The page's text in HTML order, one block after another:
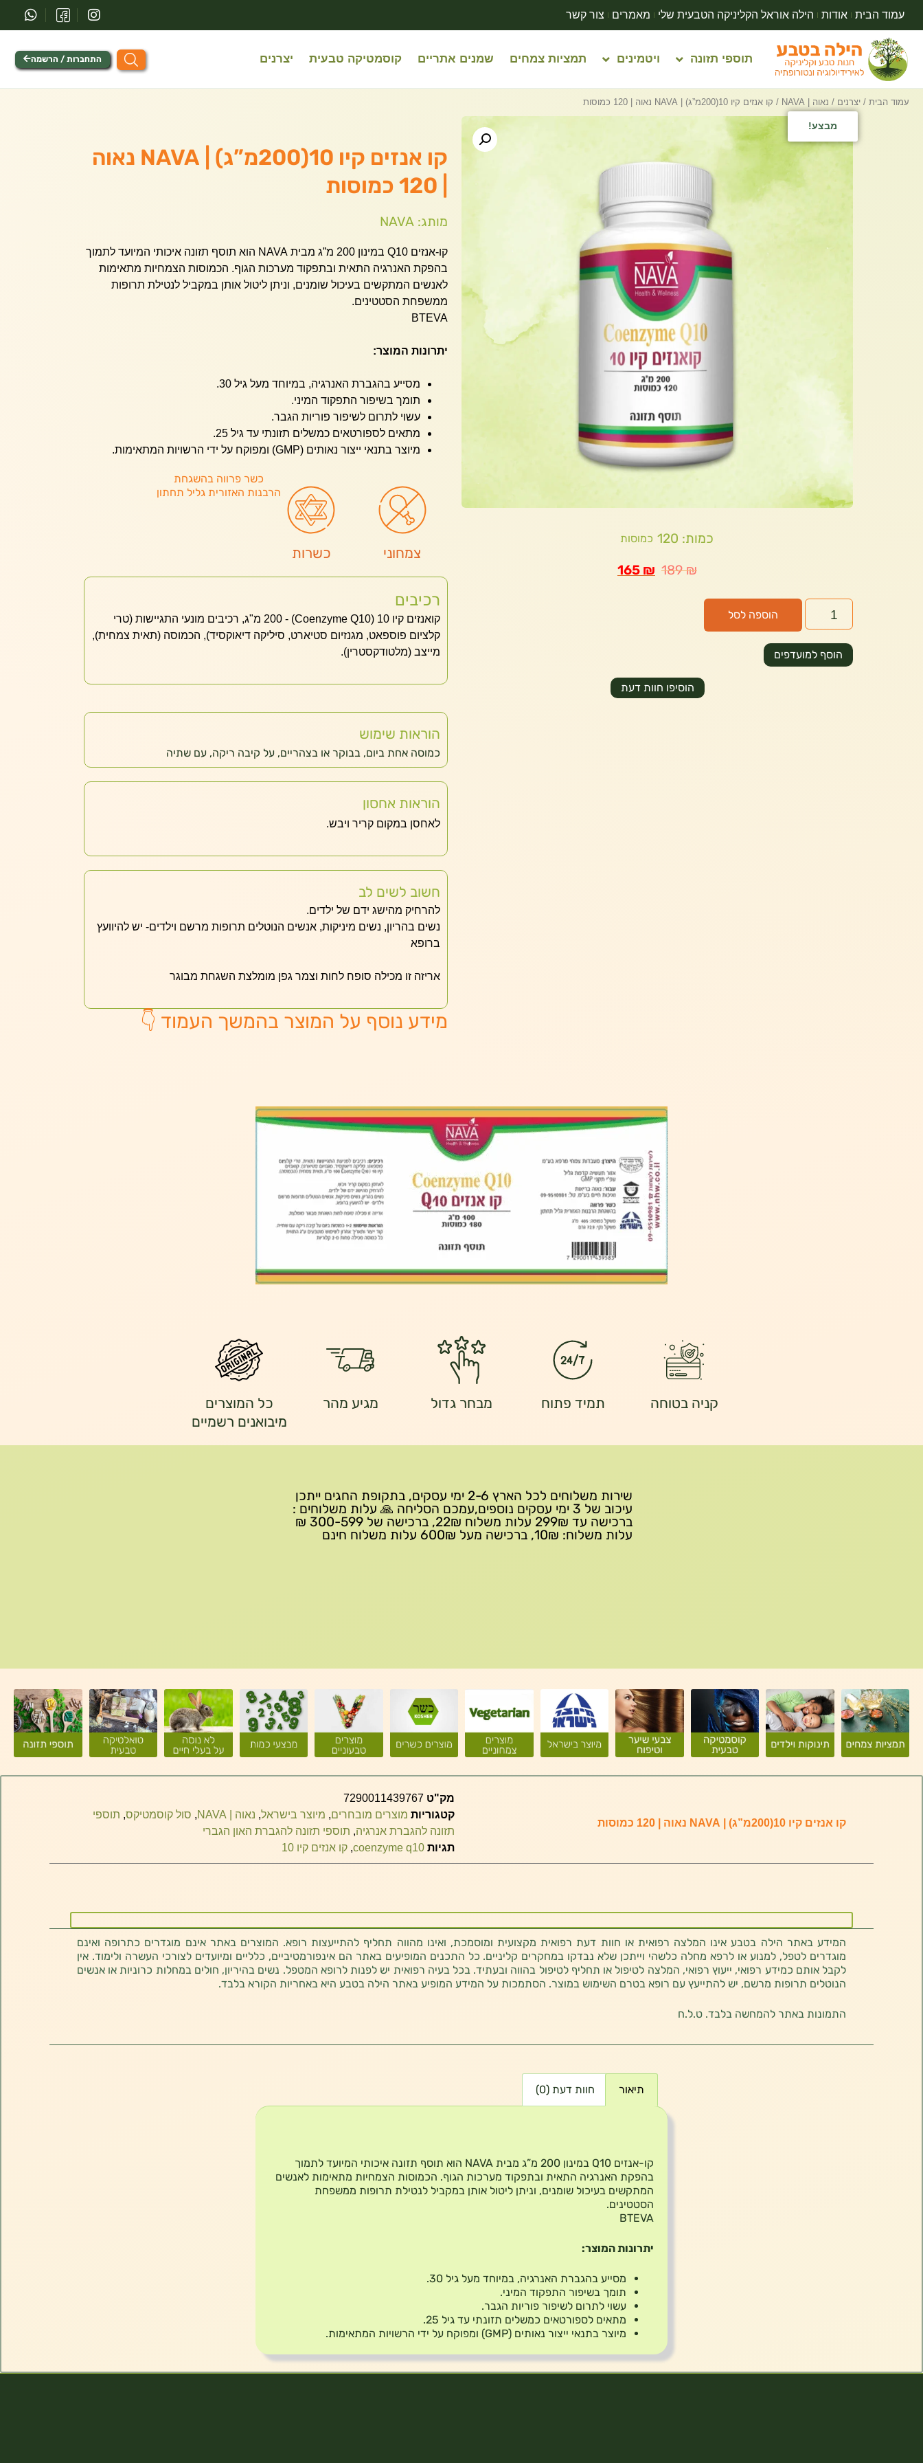
עמוד הבית אודות הילה אוראל הקליניקה הטבעית שלי מאמרים צור קשר
תוספי תזונה ויטמינים תמציות צמחים שמנים אתריים קוסמטיקה טבעית יצרנים התחברות / הרשמה
עמוד הבית / יצרנים / נאוה | NAVA / קו אנזים קיו 10(200מ”ג) | NAVA נאוה | 120 כמוסות
מבצע!
כמות: 120 כמוסות
189₪
165 ₪
הוספה לסל
הוסיפו חוות דעת
הוסף למועדפים
קו אנזים קיו 10(200מ”ג) | NAVA נאוה
מותג: NAVA
קו-אנזים Q10 במינון 200 מ”ג מבית NAVA הוא תוסף תזונה איכותי המיועד לתמוך
בהפקת האנרגיה התאית ובתפקוד מערכות הגוף. הכמוסות הצמחיות מתאימות
לאנשים המתקשים בעיכול שומנים, וניתן ליטול אותן במקביל לנטילת תרופות
ממשפחת הסטטינים.
BTEVA
יתרונות המוצר:
מסייע בהגברת האנרגיה, במיוחד מעל גיל 30.
תומך בשיפור התפקוד המיני.
עשוי לתרום לשיפור פוריות הגבר.
מתאים לספורטאים כמשלים תזונתי עד גיל 25.
מיוצר בתנאי ייצור נאותים (GMP) ומפוקח על ידי הרשויות המתאימות.
צמחוני כשרות
כשר פרווה בהשגחת
הרבנות האזורית גליל תחתון
רכיבים
קואנזים קיו 10 (Coenzyme Q10) - 200 מ"ג, רכיבים מונעי התגיישות (טרי
קלציום פוספאט, מגנזיום סטיארט, סיליקה דיאוקסיד), הכמוסה (תאית צמחית),
מייצב (מלטודקסטרין).
הוראות שימוש
כמוסה אחת ביום, בבוקר או בצהריים, על קיבה ריקה, עם שתיה
הוראות אחסון
לאחסן במקום קריר ויבש.
חשוב לשים לב
להרחיק מהישג ידם של ילדים.
נשים בהריון, נשים מיניקות, אנשים הנוטלים תרופות מרשם וילדים- יש להיוועץ
ברופא
אריזה זו מכילה סופח לחות וצמר גפן מומלצת השגחת מבוגר
מידע נוסף על המוצר בהמשך העמוד 👇
קניה בטוחה תמיד פתוח מבחר גדול מגיע מהר
כל המוצרים
מיבואנים רשמיים
שירות משלוחים לכל הארץ 2-6 ימי עסקים, בתקופת החגים ייתכן
עיכוב של 3 ימי עסקים נוספים,עמכם הסליחה 🙏 עלות משלוחים :
ברכישה עד 299₪ עלות משלוח 22₪, ברכישה של 300-599 ₪
עלות משלוח: 10₪, ברכישה מעל 600₪ עלות משלוח חינם
קו אנזים קיו 10(200מ”ג) | NAVA נאוה | 120 כמוסות
מק"ט 7290011439767
קטגוריות מוצרים מובחרים, מיוצר בישראל, נאוה | NAVA , סול קוסמטיקס, תוספי
תזונה להגברת אנרגיה, תוספי תזונה להגברת האון הגברי
תגיות coenzyme q10
, קו אנזים קיו 10
המידע באתר הילה בטבע אינו המלצה רפואית או חוות דעת רפואית מקצועית ומוסמכת, ואינו מהווה תחליף להתייעצות רופא. המוצרים באתר אינם מוגדרים כתרופה ואינם
מוגדרים לטפל, למנוע או לרפא מחלה כלשהי וייתכן שלא נבדקו במחקרים קליניים. כל התכנים המופיעים באתר הם אינפורמטיביים, כלליים ומיועדים לצורכי העשרה ולימוד. אין
לקבל אותם כמידע רפואי, ייעוץ רפואי, המלצה לטיפול או תחליף לטיפול בהווה ובעתיד. בכל בעיה רפואית יש לפנות לרופא המטפל. נשים בהיריון, חולים במחלות כרוניות או אנשים
הנוטלים תרופות מרשם, יש להתייעץ עם רופא בטרם השימוש במוצר. הסתמכות על המידע המופיע באתר הילה בטבע היא באחריות הקורא בלבד.
התמונות באתר להמחשה בלבד. ט.ל.ח
תיאור חוות דעת (0)
קו-אנזים Q10 במינון 200 מ”ג מבית NAVA הוא תוסף תזונה איכותי המיועד לתמוך
בהפקת האנרגיה התאית ובתפקוד מערכות הגוף. הכמוסות הצמחיות מתאימות לאנשים
המתקשים בעיכול שומנים, וניתן ליטול אותן במקביל לנטילת תרופות ממשפחת
הסטטינים.
BTEVA
יתרונות המוצר:
מסייע בהגברת האנרגיה, במיוחד מעל גיל 30.
תומך בשיפור התפקוד המיני.
עשוי לתרום לשיפור פוריות הגבר.
מתאים לספורטאים כמשלים תזונתי עד גיל 25.
מיוצר בתנאי ייצור נאותים (GMP) ומפוקח על ידי הרשויות המתאימות.